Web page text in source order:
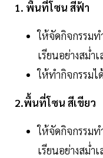
1. พื้นที่โซน สีฟ้า
ให้จัดกิจกรรมท
เรียนอย่างสม่ำ
ให้ทำกิจกรรม
2.พื้นที่โซน สีเขียว
ให้จัดกิจกรรมท
เรียนอย่างสม่ำ